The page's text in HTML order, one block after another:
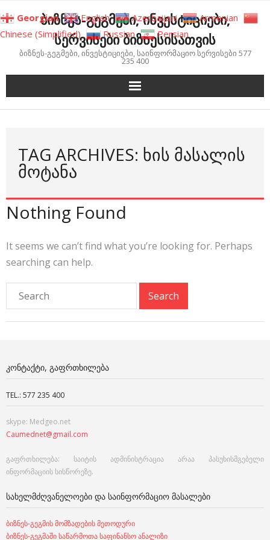
to
content
ბიზნეს-გეგმები, ინვესტიციები,
სერვისები ბიზნესისათვის
ბიზნეს-გეგმები, ინვესტიციები, საინფორმაციო სერვისები 577
235 400
TAG ARCHIVES: ᲮᲘᲡ ᲛᲐᲡᲐᲚᲘᲡ
ᲛᲝᲢᲐᲜᲐ
Nothing Found
It seems we can’t find what you’re looking for. Perhaps
searching can help.
ᲙᲝᲜᲢᲐᲥᲢᲘ, ᲒᲐᲤᲠᲗᲮᲘᲚᲔᲑᲐ
TEL.: 577 235 400
skype: Medgeo.net
Caumednet@gmail.com
გაფრთხილება: საიტის ადმინისტრაცია არაა პასუხისმგებელი
ინფორმაციის სისწორეზე.
ᲡᲐᲮᲔᲚᲛᲫᲦᲕᲐᲜᲔᲚᲝᲔᲑᲘ ᲓᲐ ᲡᲐᲘᲜᲤᲝᲠᲛᲐᲪᲘᲝ ᲛᲐᲡᲐᲚᲔᲑᲘ
ბიზნეს-გეგმის მომზადების მეთოდური
ბიზნეს-გეგმაში საწარმოთა საფინანსო ანალიზი
Georgian English Azerbaijani
Armenian
Chinese (Simplified)
Russian Persian